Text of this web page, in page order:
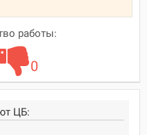
работы:
0
ЦБ: